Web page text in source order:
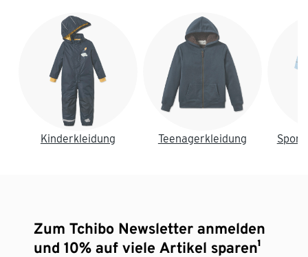
Kinderkleidung Teenagerkleidung
Zum Tchibo Newsletter anmelden
und 10% auf viele Artikel sparen¹